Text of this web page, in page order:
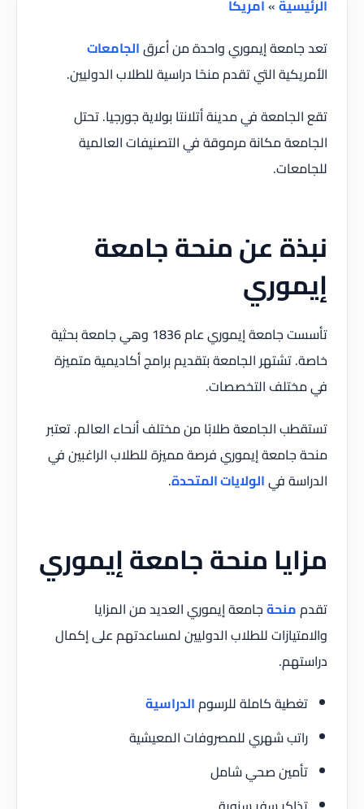
الرئيسية»امريكا
تعد جامعة إيموري واحدة من أعرقالجامعات
الأمريكية التي تقدم منحًا دراسية للطلاب الدوليين.
تقع الجامعة في مدينة أتلانتا بولاية جورجيا. تحتل
الجامعة مكانة مرموقة في التصنيفات العالمية
للجامعات.
نبذة عن منحة جامعة
إيموري
تأسست جامعة إيموري عام 1836 وهي جامعة بحثية
خاصة. تشتهر الجامعة بتقديم برامج أكاديمية متميزة
في مختلف التخصصات.
تستقطب الجامعة طلابًا من مختلف أنحاء العالم. تعتبر
منحة جامعة إيموري فرصة مميزة للطلاب الراغبين في
الدراسة فيالولايات المتحدة.
مزايا منحة جامعة إيموري
تقدممنحةجامعة إيموري العديد من المزايا
والامتيازات للطلاب الدوليين لمساعدتهم على إكمال
دراستهم.
تغطية كاملة للرسومالدراسية
راتب شهري للمصروفات المعيشية
تأمين صحي شامل